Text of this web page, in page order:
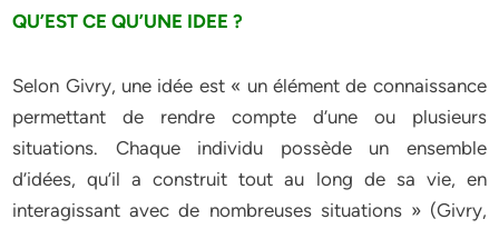
QU’EST CE QU’UNE IDEE ?
Selon Givry, une idée est « un élément de connaissance
permettant de rendre compte d’une ou plusieurs
situations. Chaque individu possède un ensemble
d’idées, qu’il a construit tout au long de sa vie, en
interagissant avec de nombreuses situations » (Givry,